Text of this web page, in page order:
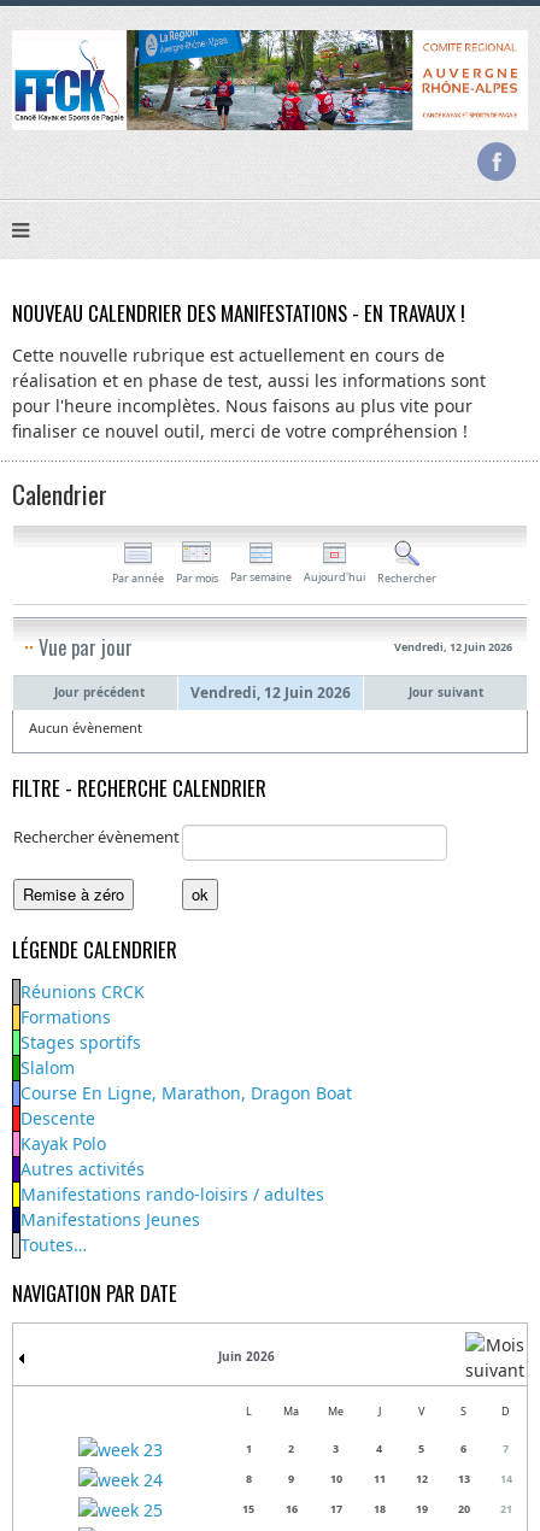
NOUVEAU CALENDRIER DES MANIFESTATIONS - EN TRAVAUX !
Cette nouvelle rubrique est actuellement en cours de
réalisation et en phase de test, aussi les informations sont
pour l'heure incomplètes. Nous faisons au plus vite pour
finaliser ce nouvel outil, merci de votre compréhension !
Calendrier
Par année Par mois Par semaine Aujourd'hui Rechercher
Vue par jour Vendredi, 12 Juin 2026
Jour précédent Vendredi, 12 Juin 2026 Jour suivant
Aucun évènement
FILTRE - RECHERCHE CALENDRIER
Rechercher évènement
LÉGENDE CALENDRIER
Réunions CRCK
Formations
Stages sportifs
Slalom
Course En Ligne, Marathon, Dragon Boat
Descente
Kayak Polo
Autres activités
Manifestations rando-loisirs / adultes
Manifestations Jeunes
Toutes…
NAVIGATION PAR DATE
Juin 2026
L Ma Me J V S D
1 2 3 4 5 6
7
8
9 10 11 12 13
14
15
16 17 18 19 20
21